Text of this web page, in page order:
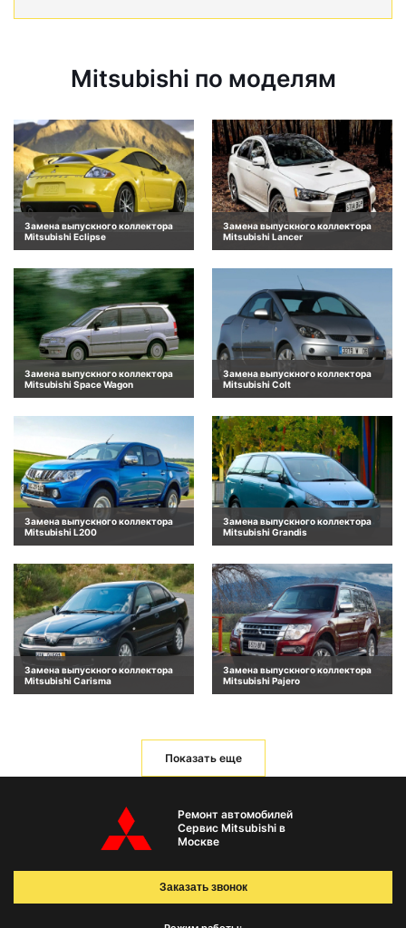
Mitsubishi по моделям
Замена выпускного коллектора
Mitsubishi Eclipse
Замена выпускного коллектора
Mitsubishi Lancer
Замена выпускного коллектора
Mitsubishi Space Wagon
Замена выпускного коллектора
Mitsubishi Colt
Замена выпускного коллектора
Mitsubishi L200
Замена выпускного коллектора
Mitsubishi Grandis
Замена выпускного коллектора
Mitsubishi Carisma
Замена выпускного коллектора
Mitsubishi Pajero
Показать еще
Ремонт автомобилей
Сервис Mitsubishi в
Москве
Заказать звонок